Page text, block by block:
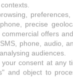
à s'offrir un
mettre sous
à en
aliments
precise
offers
phone, audio,
audiences.
consent at any
and object to